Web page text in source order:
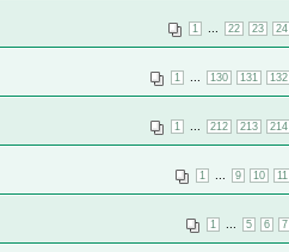
1 22 23 24
1 130 131 132
1 212 213 214
1 9 10 11
1 5 6 7